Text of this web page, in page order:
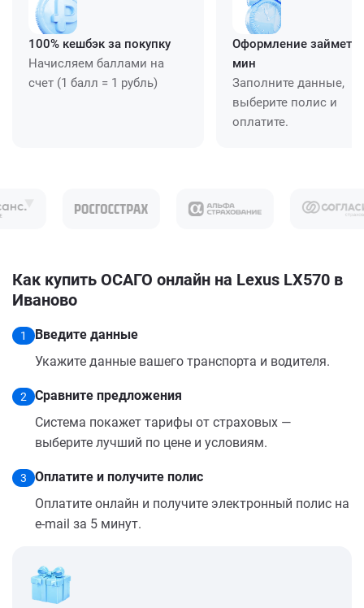
100% кешбэк за покупку
Начисляем баллами на
счет (1 балл = 1 рубль)
Оформление займет
мин
Заполните данные,
выберите полис и
оплатите.
Как купить ОСАГО онлайн на Lexus LX570 в
Иваново
1
Введите данные
Укажите данные вашего транспорта и водителя.
2
Сравните предложения
Система покажет тарифы от страховых —
выберите лучший по цене и условиям.
3
Оплатите и получите полис
Оплатите онлайн и получите электронный полис на
e-mail за 5 минут.